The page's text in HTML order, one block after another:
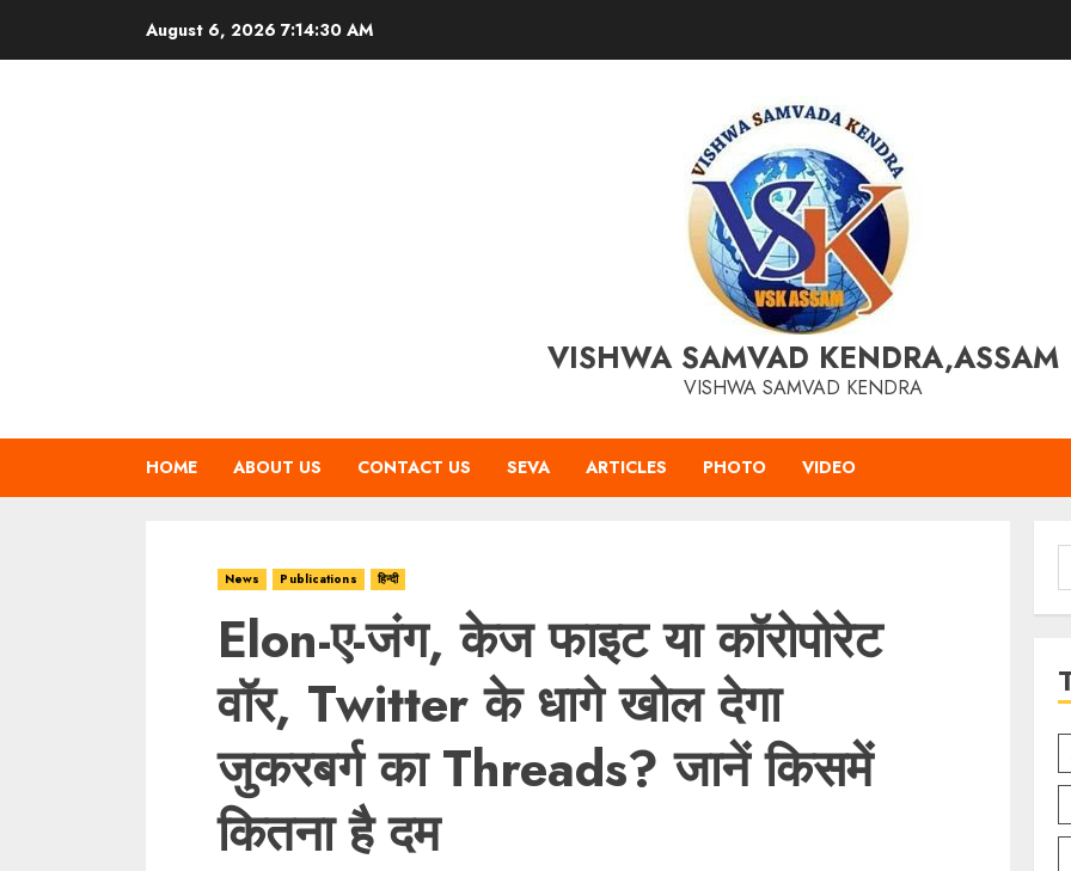
August 6, 2026 7:14:31 AM
VISHWA SAMVAD KENDRA,ASSAM
VISHWA SAMVAD KENDRA
HOME ABOUT US CONTACT US SEVA ARTICLES PHOTO VIDEO
News Publications हिन्दी
Elon-ए-जंग, केज फाइट या कॉरोपोरेट
वॉर, Twitter के धागे खोल देगा
जुकरबर्ग का Threads? जानें किसमें
कितना है दम